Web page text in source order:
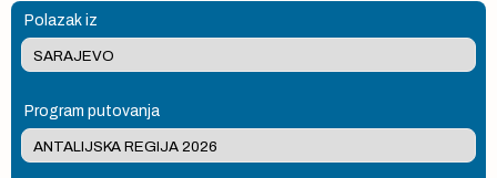
Polazak iz
Program putovanja